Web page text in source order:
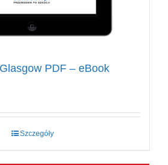
PDF – eBook
zł.
Szczegóły